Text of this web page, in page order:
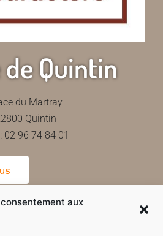
aux
Quintin
du Martray
Quintin
02 96 74 84 01